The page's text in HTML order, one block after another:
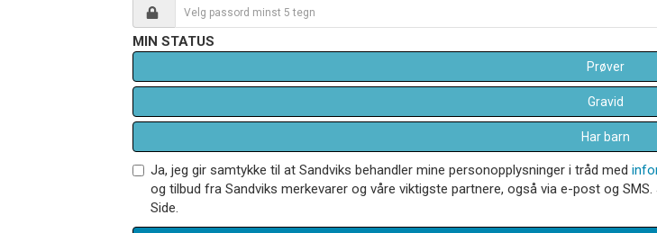
MIN STATUS
Prøver
Gravid
Har barn
Ja, jeg gir samtykke til at Sandviks behandler mine personopplysninger i tråd med
og tilbud fra Sandviks merkevarer og våre viktigste partnere, også via e-post og
Side.